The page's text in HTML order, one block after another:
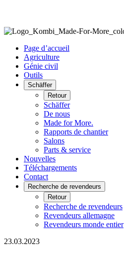
Page d’accueil
Agriculture
Génie civil
Outils
Schäffer
Retour
Schäffer
De nous
Made for More.
Rapports de chantier
Salons
Parts & service
Nouvelles
Téléchargements
Contact
Recherche de revendeurs
Retour
Recherche de revendeurs
Revendeurs allemagne
Revendeurs monde entier
23.03.2023